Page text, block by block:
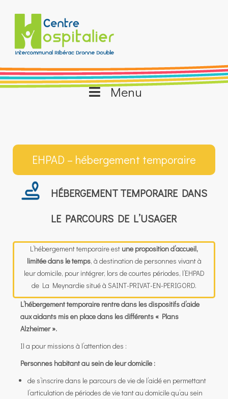
contenu
Menu
EHPAD – hébergement temporaire
HÉBERGEMENT TEMPORAIRE DANS
LE PARCOURS DE L’USAGER
L’hébergement temporaire est une proposition d’accueil,
limitée dans le temps, à destination de personnes vivant à
leur domicile, pour intégrer, lors de courtes périodes, l’EHPAD
de La Meynardie situé à SAINT-PRIVAT-EN-PERIGORD.
L’hébergement temporaire rentre dans les dispositifs d’aide
aux aidants mis en place dans les différents « Plans
Alzheimer ».
Il a pour missions à l’attention des :
Personnes habitant au sein de leur domicile :
de s’inscrire dans le parcours de vie de l’aidé en permettant
l’articulation de périodes de vie tant au domicile qu’au sein